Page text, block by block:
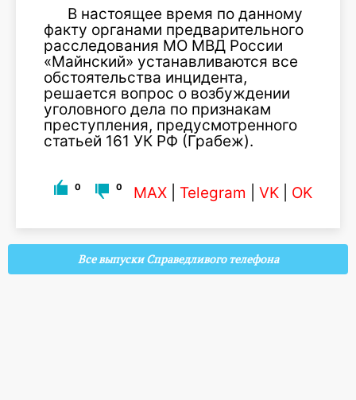
В настоящее время по данному
факту органами предварительного
расследования МО МВД России
«Майнский» устанавливаются все
обстоятельства инцидента,
решается вопрос о возбуждении
уголовного дела по признакам
преступления, предусмотренного
статьей 161 УК РФ (Грабеж).
0 0 MAX Telegram VK OK
Все выпуски Справедливого телефона